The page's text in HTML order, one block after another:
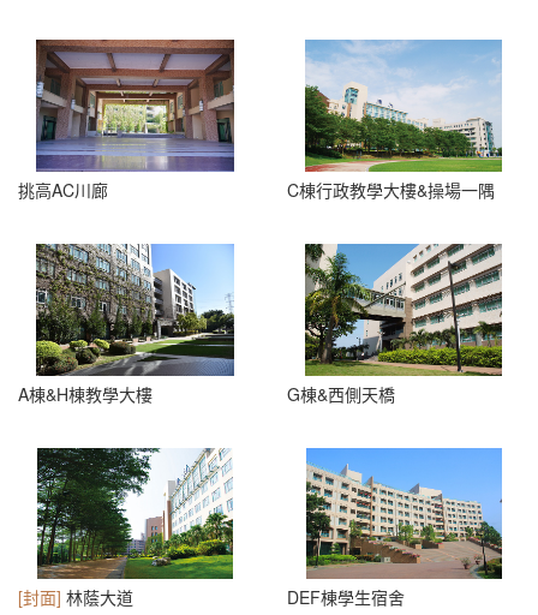
挑高AC川廊 C棟行政教學大樓&操場一隅
A棟&H棟教學大樓 G棟&西側天橋
[封面] 林蔭大道 DEF棟學生宿舍